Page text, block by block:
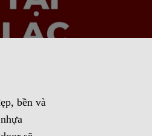
bền và